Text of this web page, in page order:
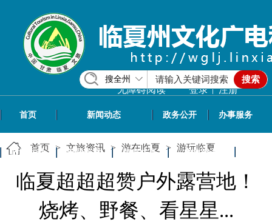
无障碍阅读 登录 | 注册
搜全州 搜索
首页 新闻动态 政务公开 办事服务
政民互动 专题专栏 信息共享 文旅资讯
首页 > 文旅资讯 > 游在临夏 > 游玩临夏
临夏超超超赞户外露营地！
烧烤、野餐、看星星...